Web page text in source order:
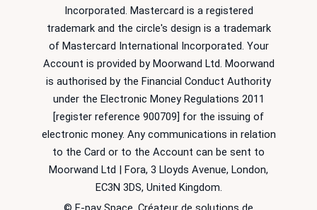
Incorporated. Mastercard is a registered
trademark and the circle's design is a trademark
of Mastercard International Incorporated. Your
Account is provided by Moorwand Ltd. Moorwand
is authorised by the Financial Conduct Authority
under the Electronic Money Regulations 2011
[register reference 900709] for the issuing of
electronic money. Any communications in relation
to the Card or to the Account can be sent to
Moorwand Ltd | Fora, 3 Lloyds Avenue, London,
EC3N 3DS, United Kingdom.